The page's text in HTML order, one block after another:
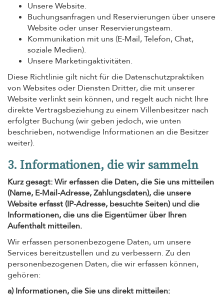
Unsere Website.
Buchungsanfragen und Reservierungen über unsere
Website oder unser Reservierungsteam.
Kommunikation mit uns (E-Mail, Telefon, Chat,
soziale Medien).
Unsere Marketingaktivitäten.
Diese Richtlinie gilt nicht für die Datenschutzpraktiken
von Websites oder Diensten Dritter, die mit unserer
Website verlinkt sein können, und regelt auch nicht Ihre
direkte Vertragsbeziehung zu einem Villenbesitzer nach
erfolgter Buchung (wir geben jedoch, wie unten
beschrieben, notwendige Informationen an die Besitzer
weiter).
3. Informationen, die wir sammeln
Kurz gesagt: Wir erfassen die Daten, die Sie uns mitteilen
(Name, E-Mail-Adresse, Zahlungsdaten), die unsere
Website erfasst (IP-Adresse, besuchte Seiten) und die
Informationen, die uns die Eigentümer über Ihren
Aufenthalt mitteilen.
Wir erfassen personenbezogene Daten, um unsere
Services bereitzustellen und zu verbessern. Zu den
personenbezogenen Daten, die wir erfassen können,
gehören:
a) Informationen, die Sie uns direkt mitteilen: